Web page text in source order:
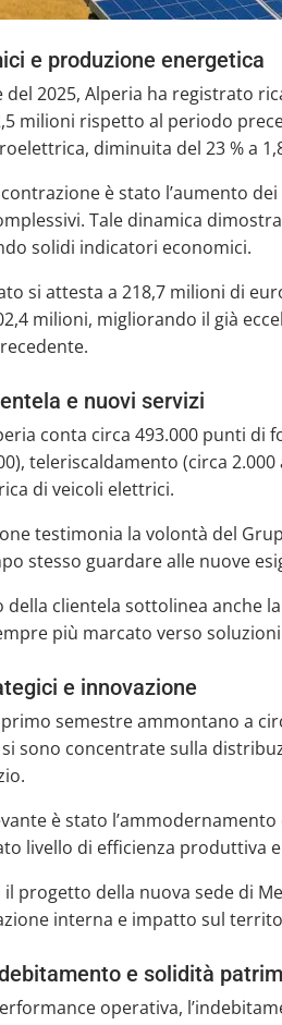
e produzione energetica
2025, Alperia ha registrato
milioni rispetto al periodo
diminuita del 23 % a
è stato l’aumento
Tale dinamica
solidi indicatori economici.
si attesta a 218,7 milioni di
milioni, migliorando il già
e nuovi servizi
conta circa 493.000 punti
teleriscaldamento (circa
di veicoli elettrici.
testimonia la volontà del
stesso guardare alle nuove
della clientela sottolinea anche
più marcato verso
e innovazione
semestre ammontano a
si sono concentrate sulla
è stato
livello di efficienza produttiva
progetto della nuova sede di
interna e impatto sul
e solidità
operativa,